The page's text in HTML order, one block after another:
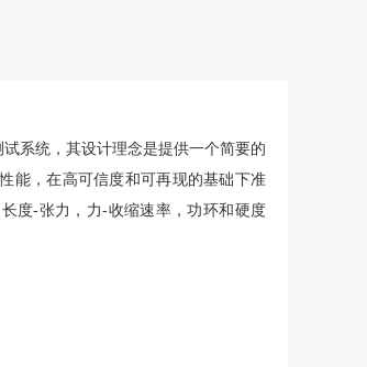
系统，其设计理念是提供一个简要的
能，在高可信度和可再现的基础下准
度-张力，力-收缩速率，功环和硬度